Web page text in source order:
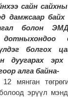
сайн
дамжсаар
болон
болгох
дуугарах
алга байна-
мянган
эрүүл